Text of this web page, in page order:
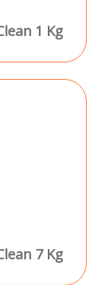
1 Kg
7 Kg